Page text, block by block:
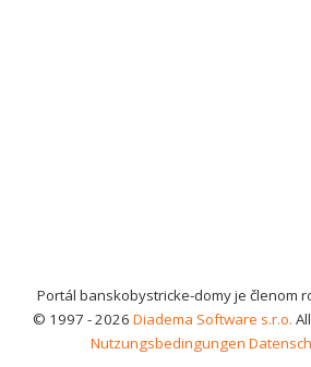
Portál banskobystricke-domy je členom
© 1997 - 2026 Diadema Software s.r.o.
Nutzungsbedingungen